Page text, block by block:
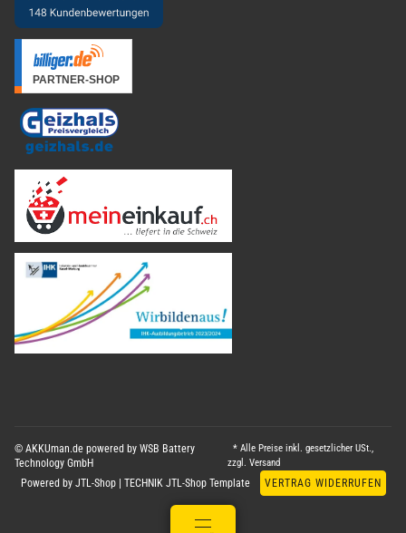
© AKKUman.de powered by WSB Battery
Technology GmbH
* Alle Preise inkl. gesetzlicher USt.,
zzgl.Versand
Powered by JTL-Shop TECHNIK JTL-Shop Template VERTRAG WIDERRUFEN